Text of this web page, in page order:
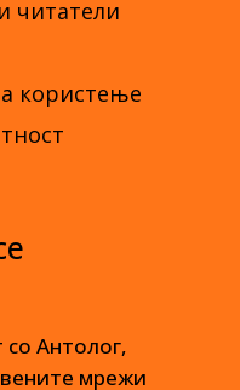
читатели
користење
со Антолог,
мрежи